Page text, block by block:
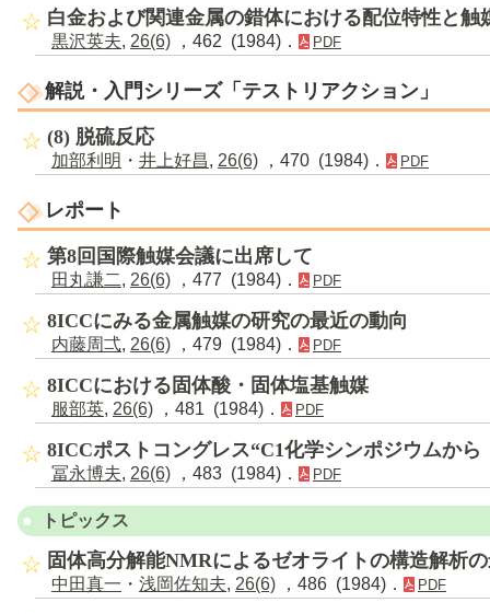
白金および関連金属の錯体における配位特性と
黒沢英夫, 26(6) ，462 (1984)． PDF
解説・入門シリーズ「テストリアクション」
(8) 脱硫反応
加部利明 ・ 井上好昌, 26(6) ，470 (1984)． PDF
レポート
第8回国際触媒会議に出席して
田丸謙二, 26(6) ，477 (1984)． PDF
8ICCにみる金属触媒の研究の最近の動向
内藤周弌, 26(6) ，479 (1984)． PDF
8ICCにおける固体酸・固体塩基触媒
服部英, 26(6) ，481 (1984)． PDF
8ICCポストコングレス“C1化学シンポジウムから
冨永博夫, 26(6) ，483 (1984)． PDF
トピックス
固体高分解能NMRによるゼオライトの構造解析
中田真一 ・ 浅岡佐知夫, 26(6) ，486 (1984)． PDF